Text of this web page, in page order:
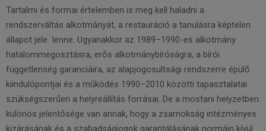
Tartalmi és formai értelemben is meg kell haladni a
rendszerváltás alkotmányát, a restauráció a tanulásra képtelen
állapot jele lenne. Ugyanakkor az 1989–1990-es alkotmány
hatalommegosztásra, erős alkotmánybíróságra, a bírói
függetlenség garanciáira, az alapjogosultsági rendszerre épülő
kiindulópontjai és a működés 1990–2010 közötti tapasztalatai
szükségszerűen a helyreállítás forrásai. De a mostani helyzetben
különös jelentősége van annak, hogy a zsarnokság intézményes
kizárásának és a szabadságjogok garantálásának normáin kívül